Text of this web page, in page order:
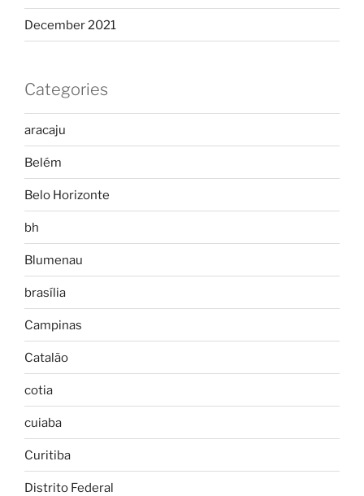
December 2021
Categories
aracaju
Belém
Belo Horizonte
bh
Blumenau
brasília
Campinas
Catalão
cotia
cuiaba
Curitiba
Distrito Federal